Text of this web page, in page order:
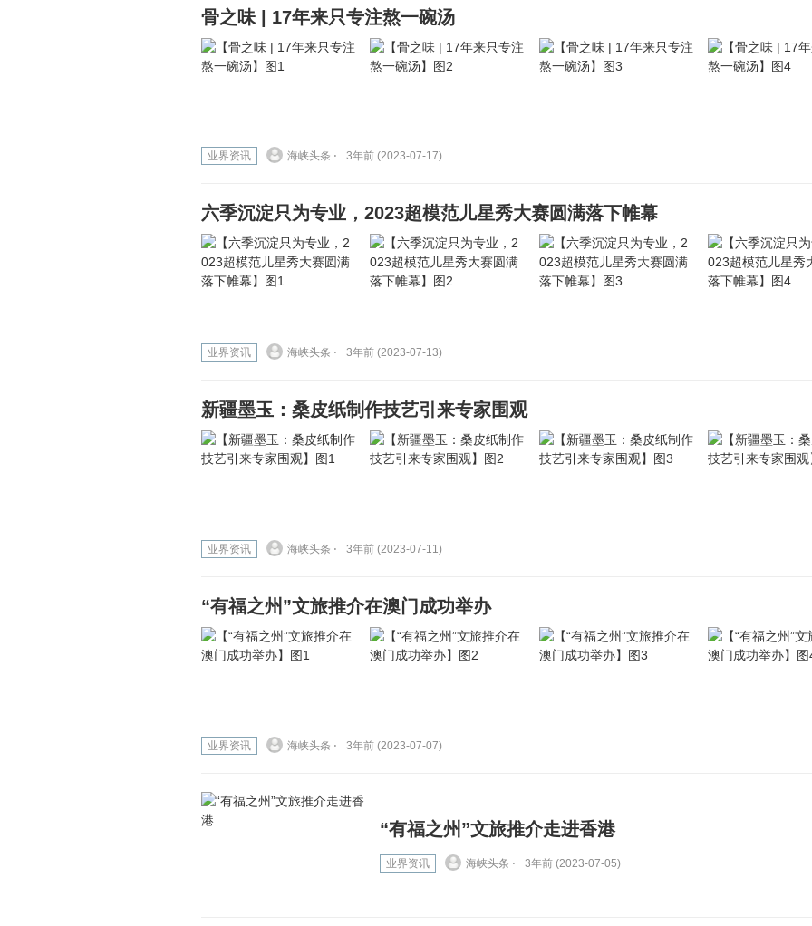
骨之味 | 17年来只专注熬一碗汤
业界资讯 海峡头条 ⋅ 3年前 (2023-07-17)
六季沉淀只为专业，2023超模范儿星秀大赛圆满落下帷幕
业界资讯 海峡头条 ⋅ 3年前 (2023-07-13)
新疆墨玉：桑皮纸制作技艺引来专家围观
业界资讯 海峡头条 ⋅ 3年前 (2023-07-11)
“有福之州”文旅推介在澳门成功举办
业界资讯 海峡头条 ⋅ 3年前 (2023-07-07)
“有福之州”文旅推介走进香港
业界资讯 海峡头条 ⋅ 3年前 (2023-07-05)